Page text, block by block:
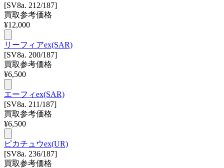
[SV8a. 212/187]
買取参考価格
¥12,000
リーフィアex(SAR)
[SV8a. 200/187]
買取参考価格
¥6,500
エーフィex(SAR)
[SV8a. 211/187]
買取参考価格
¥6,500
ピカチュウex(UR)
[SV8a. 236/187]
買取参考価格